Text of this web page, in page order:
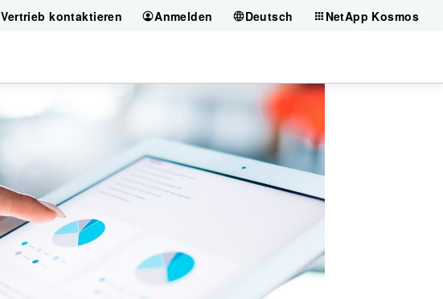
Vertrieb kontaktieren Anmelden Deutsch NetApp Kosmos